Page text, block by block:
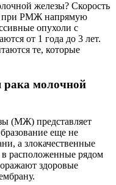
железы? Скорость
при РМЖ напрямую
опухоли с
от 1 года до 3 лет.
те, которые
рака молочной
(МЖ) представляет
еще не
а злокачественные
расположенные рядом
здоровые